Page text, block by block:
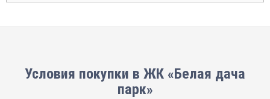
Условия покупки в ЖК «Белая дача
парк»